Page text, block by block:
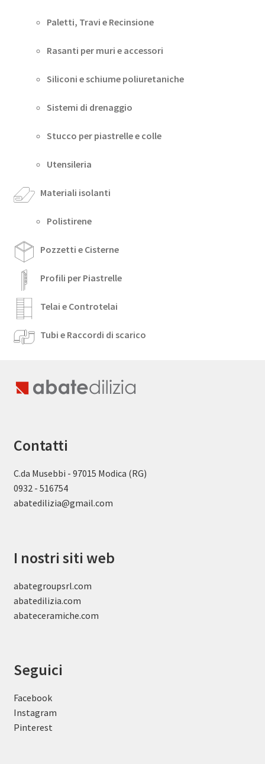
Paletti, Travi e Recinsione
Rasanti per muri e accessori
Siliconi e schiume poliuretaniche
Sistemi di drenaggio
Stucco per piastrelle e colle
Utensileria
Materiali isolanti
Polistirene
Pozzetti e Cisterne
Profili per Piastrelle
Telai e Controtelai
Tubi e Raccordi di scarico
Contatti
C.da Musebbi - 97015 Modica (RG)
0932 - 516754
abatedilizia@gmail.com
I nostri siti web
abategroupsrl.com
abatedilizia.com
abateceramiche.com
Seguici
Facebook
Instagram
Pinterest